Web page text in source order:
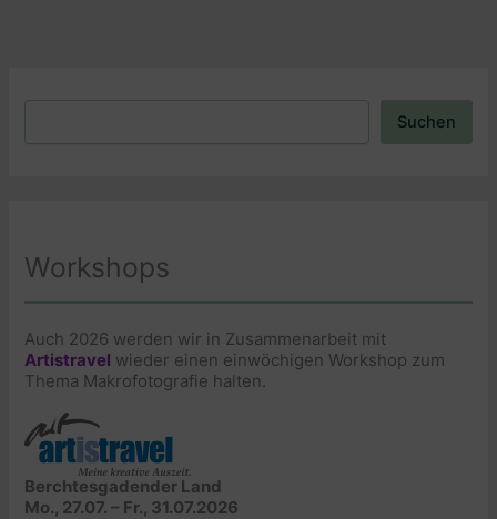
Suchen
Workshops
Auch 2026 werden wir in Zusammenarbeit mit
Artistravel wieder einen einwöchigen Workshop zum
Thema Makrofotografie halten.
Berchtesgadender Land
Mo., 27.07. – Fr., 31.07.2026